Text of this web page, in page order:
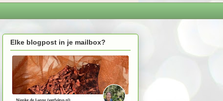
Elke blogpost in je mailbox?